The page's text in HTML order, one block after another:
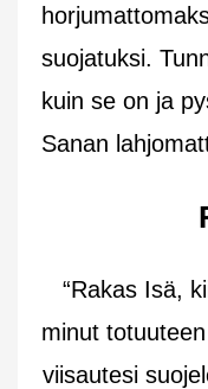
suojatuksi.
kuin se on ja
Sanan
“Rakas Isä,
minut
viisautesi